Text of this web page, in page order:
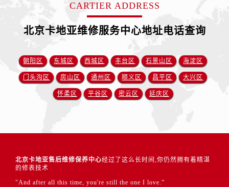
CARTIER ADDRESS
北京卡地亚维修服务中心地址电话查询
朝阳区 东城区 西城区 丰台区 石景山区 海淀区
门头沟区 房山区 通州区 顺义区 昌平区 大兴区
怀柔区 平谷区 密云区 延庆区
北京卡地亚售后维修保养中心经过了这么长时间,你仍然拥有着精湛
的修表技术
"And after all this time, you're still the one I love.”